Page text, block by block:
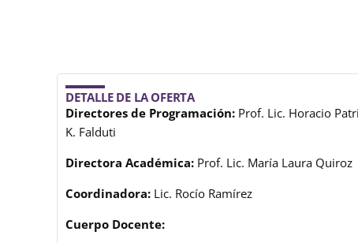
DETALLE DE LA OFERTA
Directores de Programación: Prof. Lic. Horacio
K. Falduti
Directora Académica: Prof. Lic. María Laura Quiroz
Coordinadora: Lic. Rocío Ramírez
Cuerpo Docente: